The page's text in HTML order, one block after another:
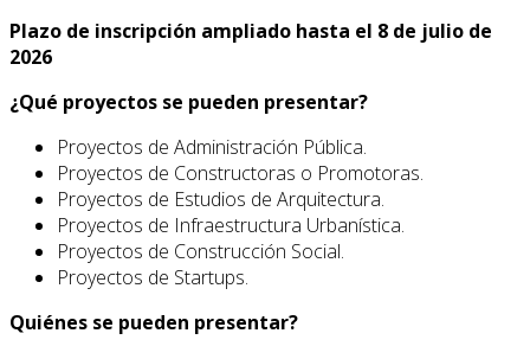
Plazo de inscripción ampliado hasta el 8 de julio de
2026
¿Qué proyectos se pueden presentar?
Proyectos de Administración Pública.
Proyectos de Constructoras o Promotoras.
Proyectos de Estudios de Arquitectura.
Proyectos de Infraestructura Urbanística.
Proyectos de Construcción Social.
Proyectos de Startups.
Quiénes se pueden presentar?